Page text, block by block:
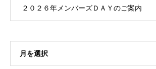
２０２６年メンバーズＤＡＹのご案内
月を選択